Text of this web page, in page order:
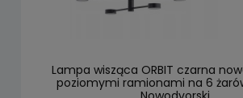
Lampa wisząca ORBIT czarna
poziomymi ramionami na 6